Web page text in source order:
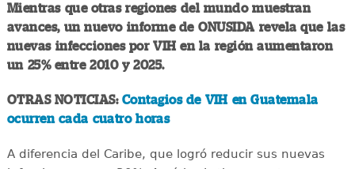
Mientras que otras regiones del mundo muestran
avances, un nuevo informe de ONUSIDA revela que las
nuevas infecciones por VIH en la región aumentaron
un 25% entre 2010 y 2025.
OTRAS NOTICIAS: Contagios de VIH en Guatemala
ocurren cada cuatro horas
A diferencia del Caribe, que logró reducir sus nuevas